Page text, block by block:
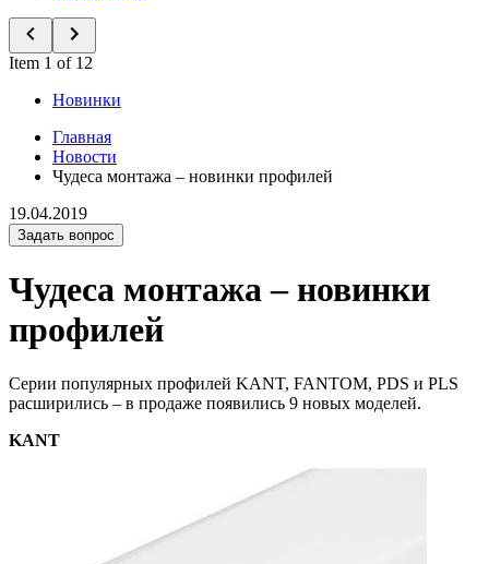
Item 1 of 12
Новинки
Главная
Новости
Чудеса монтажа – новинки профилей
19.04.2019
Задать вопрос
Чудеса монтажа – новинки
профилей
Серии популярных профилей KANT, FANTOM, PDS и PLS
расширились – в продаже появились 9 новых моделей.
KANT